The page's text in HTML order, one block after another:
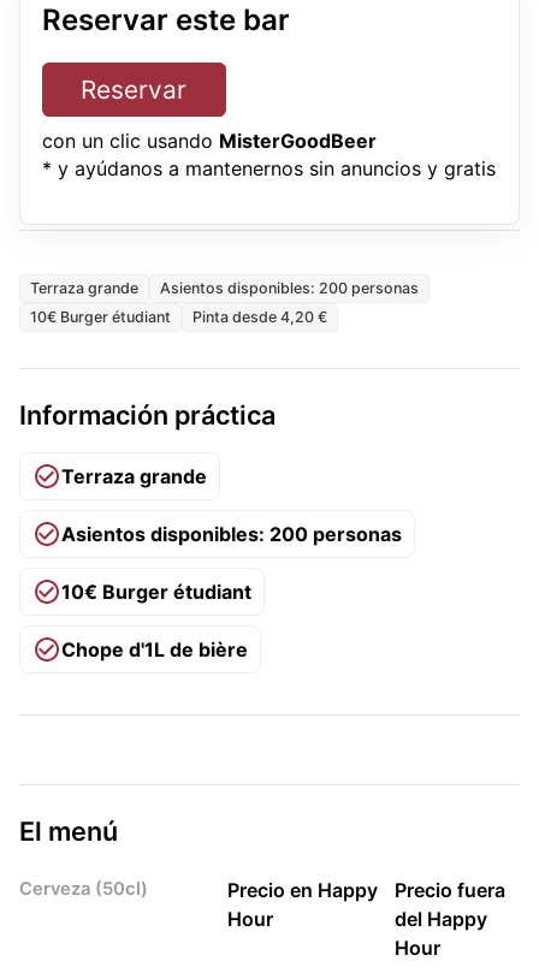
Reservar este bar
Reservar
con un clic usando MisterGoodBeer
* y ayúdanos a mantenernos sin anuncios y gratis
Terraza grande
Asientos disponibles: 200 personas
10€ Burger étudiant
Pinta desde 4,20 €
Información práctica
Terraza grande
Asientos disponibles: 200 personas
10€ Burger étudiant
Chope d'1L de bière
El menú
Cerveza (50cl)
Precio en Happy
Hour
Precio fuera
del Happy
Hour